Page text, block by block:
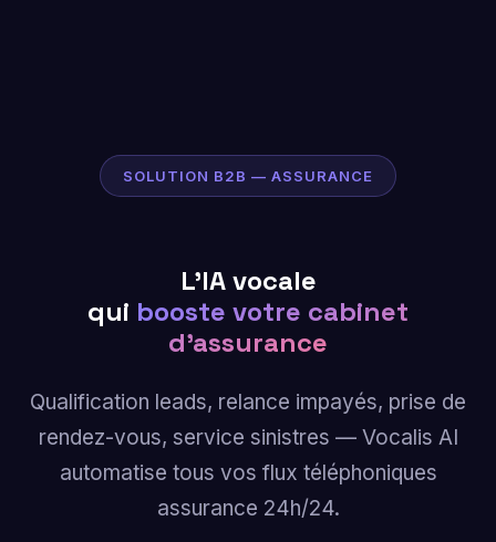
SOLUTION B2B — ASSURANCE
L'IA vocale
qui booste votre cabinet
d'assurance
Qualification leads, relance impayés, prise de
rendez-vous, service sinistres — Vocalis AI
automatise tous vos flux téléphoniques
assurance 24h/24.